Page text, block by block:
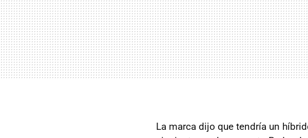
La marca dijo que tendría un